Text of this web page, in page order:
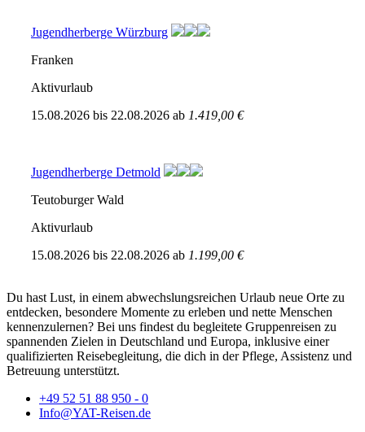
Jugendherberge Würzburg
Franken
Aktivurlaub
15.08.2026 bis 22.08.2026 ab 1.419,00 €
Jugendherberge Detmold
Teutoburger Wald
Aktivurlaub
15.08.2026 bis 22.08.2026 ab 1.199,00 €
Du hast Lust, in einem abwechslungsreichen Urlaub neue Orte zu
entdecken, besondere Momente zu erleben und nette Menschen
kennenzulernen? Bei uns findest du begleitete Gruppenreisen zu
spannenden Zielen in Deutschland und Europa, inklusive einer
qualifizierten Reisebegleitung, die dich in der Pflege, Assistenz und
Betreuung unterstützt.
+49 52 51 88 950 - 0
Info@YAT-Reisen.de